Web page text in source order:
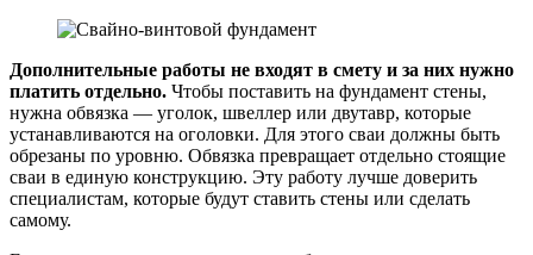
Дополнительные работы не входят в смету и за них нужно
платить отдельно. Чтобы поставить на фундамент стены,
нужна обвязка — уголок, швеллер или двутавр, которые
устанавливаются на оголовки. Для этого сваи должны быть
обрезаны по уровню. Обвязка превращает отдельно стоящие
сваи в единую конструкцию. Эту работу лучше доверить
специалистам, которые будут ставить стены или сделать
самому.